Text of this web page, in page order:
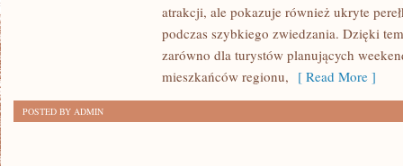
atrakcji, ale pokazuje również ukryte
podczas szybkiego zwiedzania. Dzięki
zarówno dla turystów planujących
mieszkańców regionu, [ Read More ]
POSTED BY ADMIN